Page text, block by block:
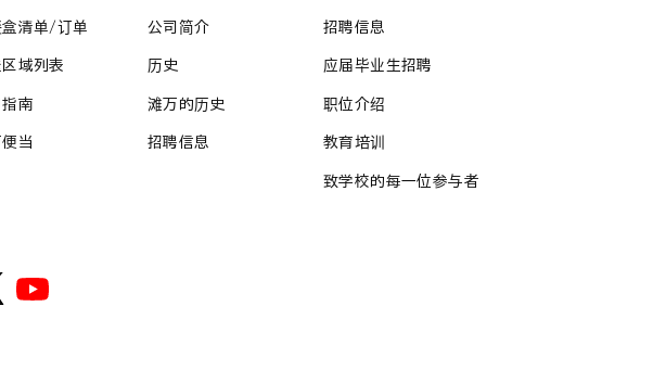
盒清单/订单
域列表
指南
当
公司简介
历史
滩万的历史
招聘信息
招聘信息
应届毕业生招聘
职位介绍
教育培训
致学校的每一位参与者